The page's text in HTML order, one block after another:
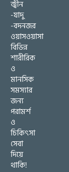
জ্বীন
-যাদু
-বদনজর
ওয়াসওয়াসা
বিভিন্ন
শারীরিক
ও
মানসিক
সমস্যার
জন্য
পরামর্শ
ও
চিকিৎসা
সেবা
দিয়ে
থাকি!